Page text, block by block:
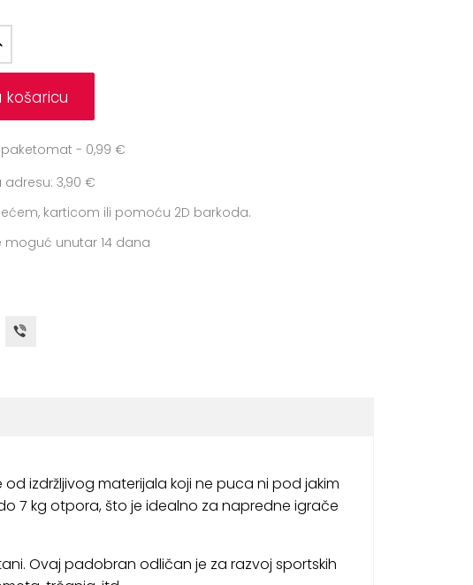
košaricu
paketomat - 0,99 €
3,90 €
karticom ili pomoću 2D barkoda.
moguć unutar 14 dana
izdržljivog materijala koji ne puca ni pod jakim
7 kg otpora, što je idealno za napredne igrače
Ovaj padobran odličan je za razvoj sportskih